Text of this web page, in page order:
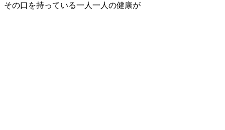
その口を持っている一人一人の健康が